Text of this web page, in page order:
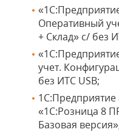
Оперативный
+ Склад» с/ без
учет.
без ИТС USB;
«1С:Розница 8
Базовая